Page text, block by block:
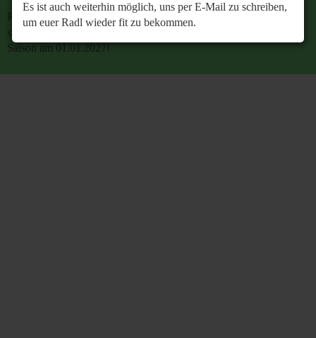
Es ist auch weiterhin möglich, uns per E-Mail zu schreiben,
um euer Radl wieder fit zu bekommen.
Retrobike wünscht euch eine gesunde Radlzeit und freut
Retrobike wünscht euch eine gesunde Radlzeit und freut
sich schon jetzt auf den gemeinsamen Start in die neue
Saison am 01.01.2027!